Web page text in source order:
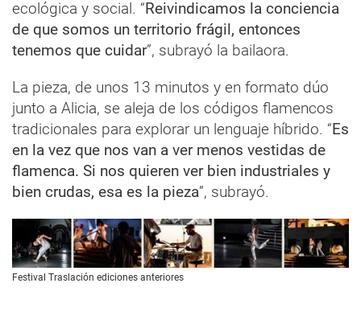
ecológica y social. “Reivindicamos la conciencia
de que somos un territorio frágil, entonces
tenemos que cuidar”, subrayó la bailaora.
La pieza, de unos 13 minutos y en formato dúo
junto a Alicia, se aleja de los códigos flamencos
tradicionales para explorar un lenguaje híbrido. “Es
en la vez que nos van a ver menos vestidas de
flamenca. Si nos quieren ver bien industriales y
bien crudas, esa es la pieza”, subrayó.
Festival Traslación ediciones anteriores